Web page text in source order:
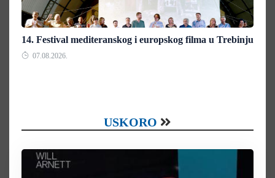
14. Festival mediteranskog i europskog filma u Trebinju
07.08.2026.
USKORO